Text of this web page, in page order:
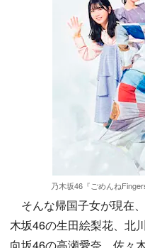
乃木坂46『ごめんね
そんな帰国子女が現在
木坂46の生田絵梨花、北